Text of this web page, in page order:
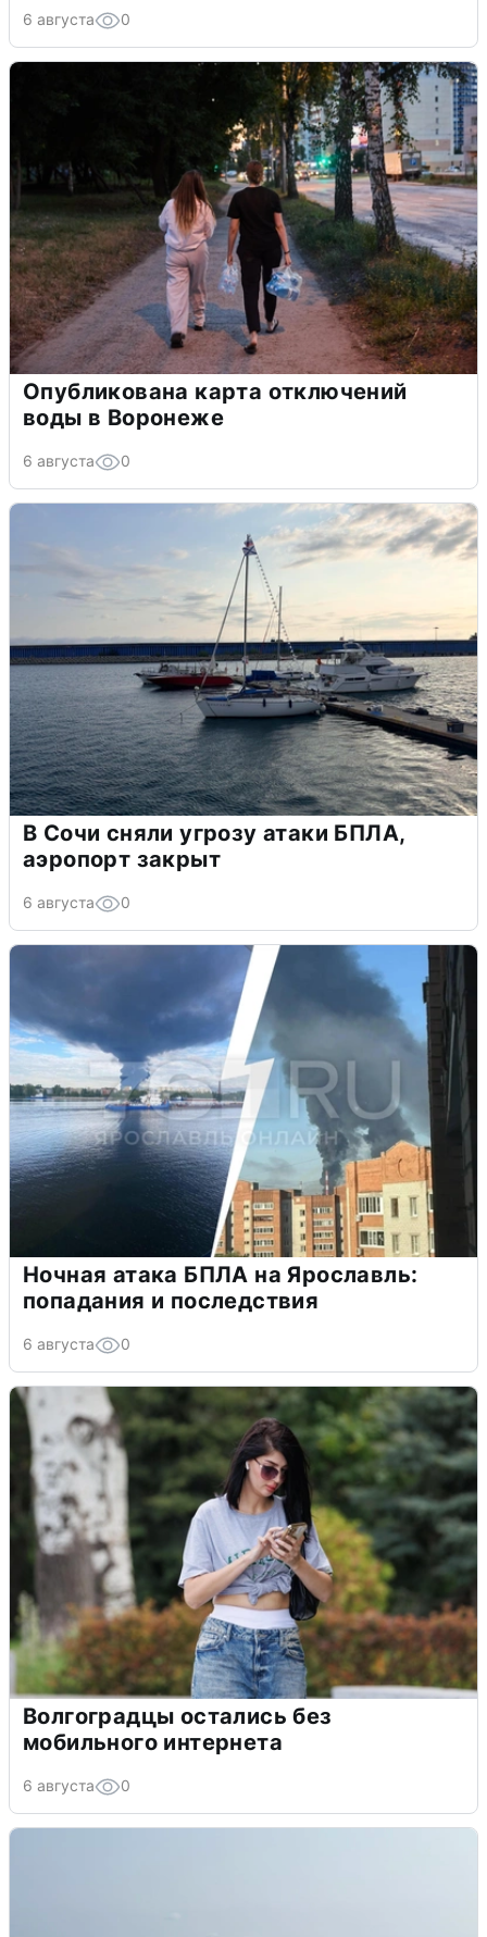
6 августа 0
Опубликована карта отключений
воды в Воронеже
6 августа 0
В Сочи сняли угрозу атаки БПЛА,
аэропорт закрыт
6 августа 0
Ночная атака БПЛА на Ярославль:
попадания и последствия
6 августа 0
Волгоградцы остались без
мобильного интернета
6 августа 0